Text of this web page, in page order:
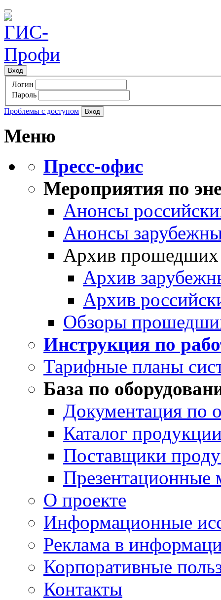
Вход
Логин
Пароль
Проблемы с доступом
Меню
Пресс-офис
Мероприятия по
Анонсы
Анонсы
Архив прошедших
Архив
Архив
Обзоры
Инструкция по
Тарифные планы
База по
Документация по
Каталог
Поставщики
Презентационные
О проекте
Информационные
Реклама в
Корпоративные
Контакты